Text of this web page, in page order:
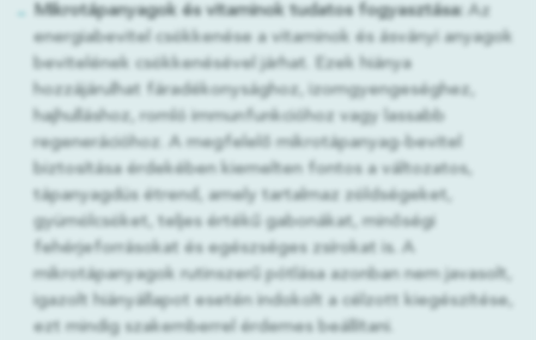
Mikrotápanyagok és vitaminok tudatos fogyasztása: Az
energiabevitel csökkenése a vitaminok és ásványi anyagok
bevitelének csökkenésével járhat. Ezek hiánya
hozzájárulhat fáradékonysághoz, izomgyengeséghez,
hajhulláshoz, romló immunfunkcióhoz vagy lassabb
regenerációhoz. A megfelelő mikrotápanyag-bevitel
biztosítása érdekében kiemelten fontos a változatos,
tápanyagdús étrend, amely tartalmaz zöldségeket,
gyümölcsöket, teljes értékű gabonákat, minőségi
fehérjeforrásokat és egészséges zsírokat is. A
mikrotápanyagok rutinszerű pótlása azonban nem javasolt,
igazolt hiányállapot esetén indokolt a célzott kiegészítése,
ezt mindig szakemberrel érdemes beállítani.